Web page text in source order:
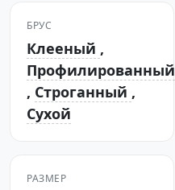
БРУС
Клееный ,
Профилированный
, Строганный ,
Сухой
РАЗМЕР